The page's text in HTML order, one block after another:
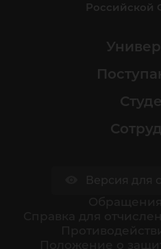
Российской